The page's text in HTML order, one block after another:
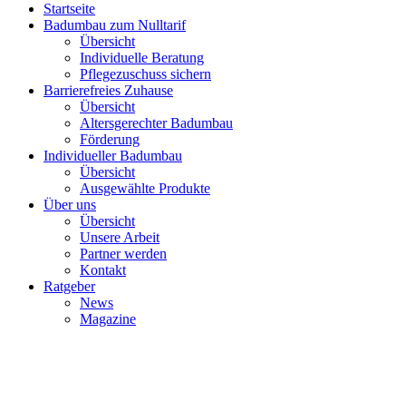
Startseite
Badumbau zum Nulltarif
Übersicht
Individuelle Beratung
Pflegezuschuss sichern
Barrierefreies Zuhause
Übersicht
Altersgerechter Badumbau
Förderung
Individueller Badumbau
Übersicht
Ausgewählte Produkte
Über uns
Übersicht
Unsere Arbeit
Partner werden
Kontakt
Ratgeber
News
Magazine